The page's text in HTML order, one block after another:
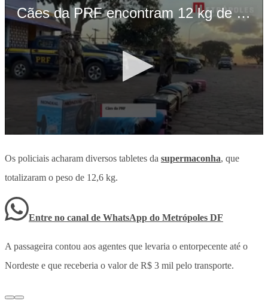
Os policiais acharam diversos tabletes da supermaconha, que
totalizaram o peso de 12,6 kg.
Entre no canal de WhatsApp do Metrópoles DF
A passageira contou aos agentes que levaria o entorpecente até o
Nordeste e que receberia o valor de R$ 3 mil pelo transporte.